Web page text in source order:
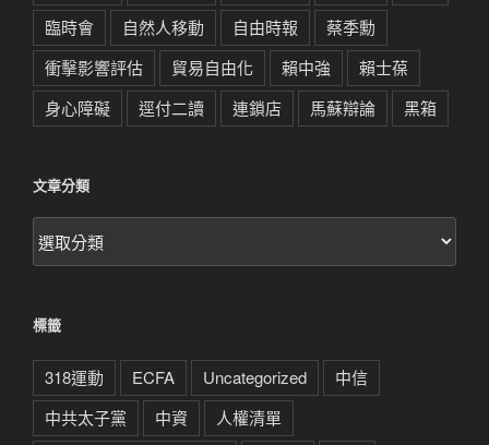
臨時會
自然人移動 自由時報
蔡季勳
衝擊影響評估
貿易自由化 賴中強
賴士葆
身心障礙
逕付二讀 連鎖店 馬蘇辯論 黑箱
文章分類
文
章
標籤
318運動 ECFA Uncategorized
中信
中共太子黨
中資
人權清單